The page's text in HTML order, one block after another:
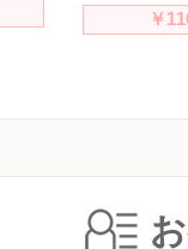
￥